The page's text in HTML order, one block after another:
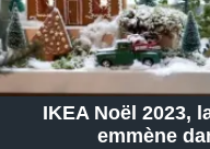
IKEA Noël 2023,
emmène